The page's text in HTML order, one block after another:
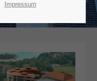
Impressum